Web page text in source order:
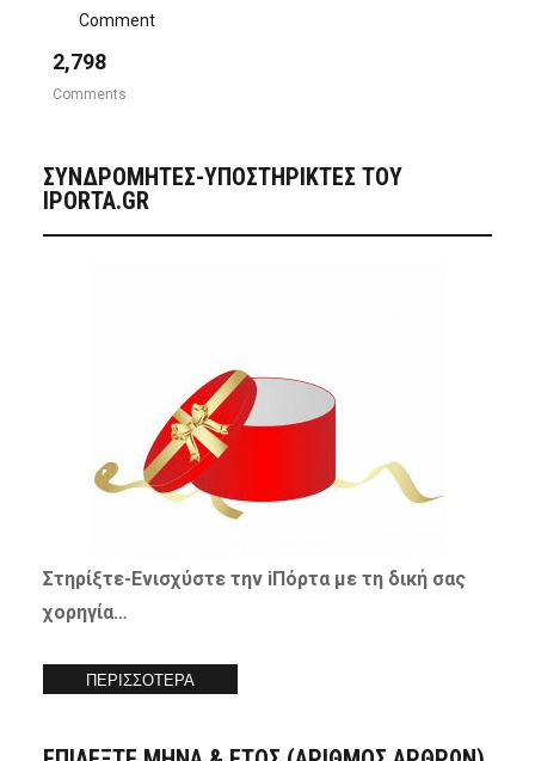
Comment
2,798
Comments
ΣΥΝΔΡΟΜΗΤΈΣ-ΥΠΟΣΤΗΡΙΚΤΈΣ ΤΟΥ
IPORTA.GR
Στηρίξτε-Ενισχύστετην iΠόρτα με τη δική σας
χορηγία…
ΠΕΡΙΣΣΟΤΕΡΑ